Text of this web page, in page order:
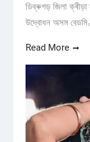
ডিব্ৰুগড় জিলা ক্ৰীড়া
উদ্বোধন অসম
Read More